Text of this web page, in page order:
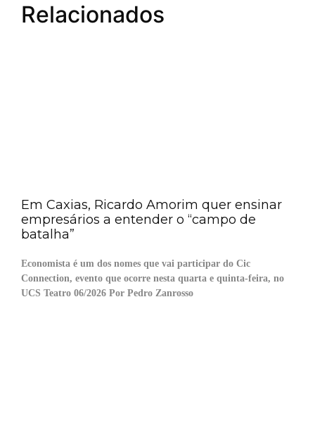
Relacionados
Em Caxias, Ricardo Amorim quer ensinar
empresários a entender o “campo de
batalha”
Economista é um dos nomes que vai participar do Cic
Connection, evento que ocorre nesta quarta e quinta-feira, no
UCS Teatro 06/2026 Por Pedro Zanrosso